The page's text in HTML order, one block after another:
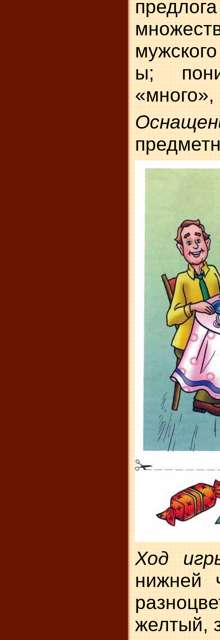
ы;
Ход
нижней
желтый,